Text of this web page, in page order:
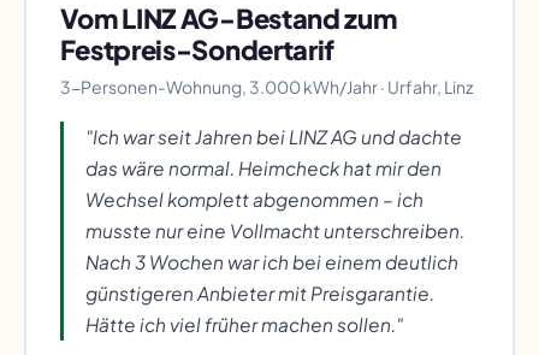
Vom LINZ AG-Bestand zum
Festpreis-Sondertarif
3-Personen-Wohnung, 3.000 kWh/Jahr · Urfahr, Linz
"Ich war seit Jahren bei LINZ AG und dachte
das wäre normal. Heimcheck hat mir den
Wechsel komplett abgenommen – ich
musste nur eine Vollmacht unterschreiben.
Nach 3 Wochen war ich bei einem deutlich
günstigeren Anbieter mit Preisgarantie.
Hätte ich viel früher machen sollen."